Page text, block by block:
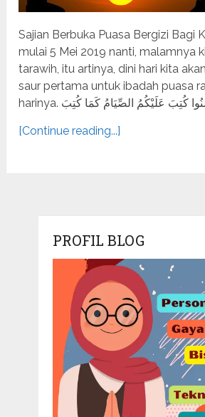
Sajian Berbuka Puasa Bergizi Bagi
mulai 5 Mei 2019 nanti, malamnya
tarawih, itu artinya, dini hari kita
saur pertama untuk ibadah puasa
[Continue reading...]
PROFIL BLOG